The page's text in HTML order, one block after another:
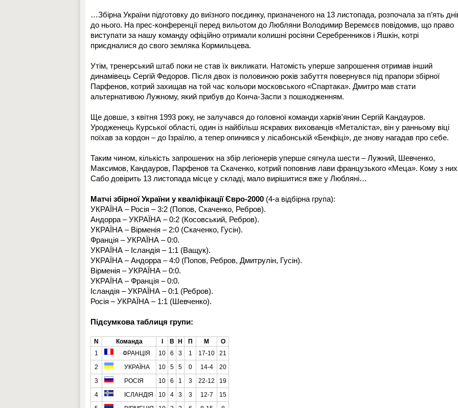
…Збірна України підготовку до виїзного поєдинку, призначеного на 13 листопада, розпочала за п’ять
до нього. На прес-конференції перед вильотом до Любляни Володимир Веремєєв повідомив, що право
виступати за нашу команду офіційно отримали колишні росіяни Серебренников і Яшкін, котрі
приєдналися до свого земляка Кормильцева.
Утім, тренерський штаб поки не став їх викликати. Натомість уперше запрошення отримав інший
динамівець Сергій Федоров. Після двох із половиною років забуття повернувся під прапори збірної
Парфенов, котрий захищав на той час кольори московського «Спартака». Дмитро мав стати
альтернативою Лужному, який прибув до Конча-Заспи з пошкодженням.
Ще довше, з квітня 1993 року, не залучався до головної команди харків'янин Сергій Кандауров.
Уродженець Курської області, один із найбільш яскравих вихованців «Металіста», він у ранньому віці
поїхав за кордон – до Ізраїлю, а тепер опинився у лісабонській «Бенфіці», де знову нагадав про себе.
Таким чином, кількість запрошених на збір легіонерів уперше сягнула шести – Лужний, Шевченко,
Максимов, Кандауров, Парфенов та Скаченко, котрий поповнив лави французького «Меца». Кому з них
Сабо довірить 13 листопада місце у складі, мало вирішитися вже у Любляні…
Матчі збірної України у кваліфікації Євро-2000 (4-а відбірна група):
УКРАЇНА – Росія – 3:2 (Попов, Скаченко, Ребров).
Андорра – УКРАЇНА – 0:2 (Косовський, Ребров).
УКРАЇНА – Вірменія – 2:0 (Скаченко, Гусін).
Франція – УКРАЇНА – 0:0.
УКРАЇНА – Ісландія – 1:1 (Ващук).
УКРАЇНА – Андорра – 4:0 (Попов, Ребров, Дмитрулін, Гусін).
Вірменія – УКРАЇНА – 0:0.
УКРАЇНА – Франція – 0:0.
Ісландія – УКРАЇНА – 0:1 (Ребров).
Росія – УКРАЇНА – 1:1 (Шевченко).
Підсумкова таблиця групи:
N Команда В Н П М
О
1
ФРАНЦІЯ 10 6 3 1 17-10
21
2
УКРАЇНА 10 5 5 0 14-4
20
3
РОСІЯ 10 6 1 3 22-12
19
4
ІСЛАНДІЯ 10 4 3 3 12-7
15